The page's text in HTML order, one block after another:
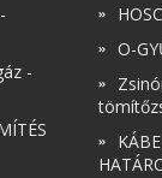
-
O-